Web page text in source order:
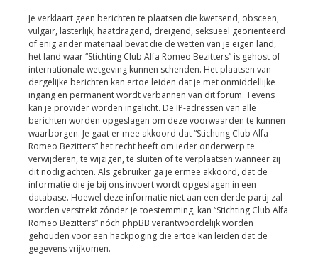
Je verklaart geen berichten te plaatsen die kwetsend, obsceen,
vulgair, lasterlijk, haatdragend, dreigend, seksueel georiënteerd
of enig ander materiaal bevat die de wetten van je eigen land,
het land waar “Stichting Club Alfa Romeo Bezitters” is gehost of
internationale wetgeving kunnen schenden. Het plaatsen van
dergelijke berichten kan ertoe leiden dat je met onmiddellijke
ingang en permanent wordt verbannen van dit forum. Tevens
kan je provider worden ingelicht. De IP-adressen van alle
berichten worden opgeslagen om deze voorwaarden te kunnen
waarborgen. Je gaat er mee akkoord dat “Stichting Club Alfa
Romeo Bezitters” het recht heeft om ieder onderwerp te
verwijderen, te wijzigen, te sluiten of te verplaatsen wanneer zij
dit nodig achten. Als gebruiker ga je ermee akkoord, dat de
informatie die je bij ons invoert wordt opgeslagen in een
database. Hoewel deze informatie niet aan een derde partij zal
worden verstrekt zónder je toestemming, kan “Stichting Club Alfa
Romeo Bezitters” nóch phpBB verantwoordelijk worden
gehouden voor een hackpoging die ertoe kan leiden dat de
gegevens vrijkomen.